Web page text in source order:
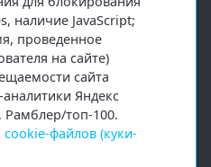
любых материалов
Копирование материалов без
запрещено.
рекомендательные
наличие JavaScript;
проведенное
на сайте)
сайта
Яндекс
Рамблер/топ-100.
файлов (куки-